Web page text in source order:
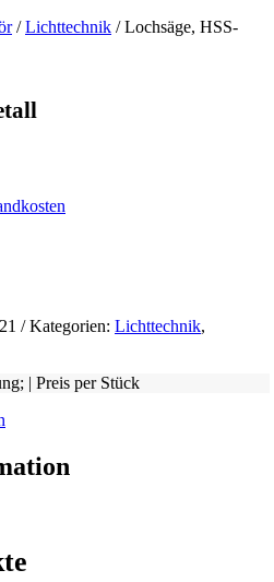
/Lichttechnik / Lochsäge, HSS-
Kategorien: Lichttechnik,
| Preis per Stück